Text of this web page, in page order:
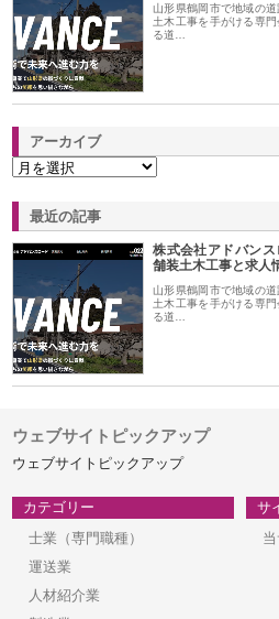
山形県鶴岡市で地域の
土木工事を手がける専
る道…
アーカイブ
最近の記事
株式会社アドバン
舗装土木工事と求人
山形県鶴岡市で地域の
土木工事を手がける専
る道…
ウェブサイトピックアップ
ウェブサイトピックアップ
カテゴリー
士業（専門職種）
運送業
人材紹介業
サ